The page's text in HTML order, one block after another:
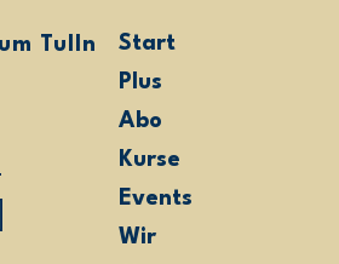
Tullnerfeld
Start
Plus
Abo
Kurse
Events
Wir